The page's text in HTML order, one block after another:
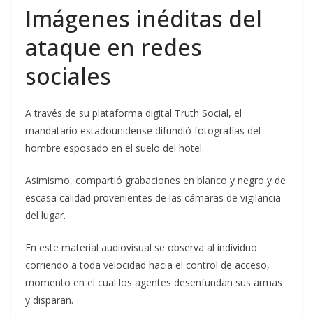
Imágenes inéditas del
ataque en redes
sociales
A través de su plataforma digital Truth Social, el
mandatario estadounidense difundió fotografías del
hombre esposado en el suelo del hotel.
Asimismo, compartió grabaciones en blanco y negro y de
escasa calidad provenientes de las cámaras de vigilancia
del lugar.
En este material audiovisual se observa al individuo
corriendo a toda velocidad hacia el control de acceso,
momento en el cual los agentes desenfundan sus armas
y disparan.